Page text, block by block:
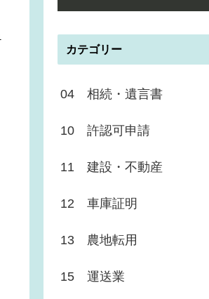
カテゴリー
04 相続・遺言書
10 許認可申請
11 建設・不動産
12 車庫証明
13 農地転用
15 運送業